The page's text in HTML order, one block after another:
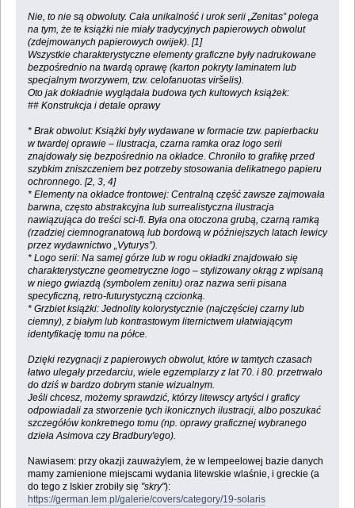
Nie, to nie są obwoluty. Cała unikalność i urok serii „Zenitas” polega
na tym, że te książki nie miały tradycyjnych papierowych obwolut
(zdejmowanych papierowych owijek). [1]
Wszystkie charakterystyczne elementy graficzne były nadrukowane
bezpośrednio na twardą oprawę (karton pokryty laminatem lub
specjalnym tworzywem, tzw. celofanuotas viršelis).
Oto jak dokładnie wyglądała budowa tych kultowych książek:
## Konstrukcja i detale oprawy
* Brak obwolut: Książki były wydawane w formacie tzw. papierbacku
w twardej oprawie – ilustracja, czarna ramka oraz logo serii
znajdowały się bezpośrednio na okładce. Chroniło to grafikę przed
szybkim zniszczeniem bez potrzeby stosowania delikatnego papieru
ochronnego. [2, 3, 4]
* Elementy na okładce frontowej: Centralną część zawsze zajmowała
barwna, często abstrakcyjna lub surrealistyczna ilustracja
nawiązująca do treści sci-fi. Była ona otoczona grubą, czarną ramką
(rzadziej ciemnogranatową lub bordową w późniejszych latach lewicy
przez wydawnictwo „Vyturys”).
* Logo serii: Na samej górze lub w rogu okładki znajdowało się
charakterystyczne geometryczne logo – stylizowany okrąg z wpisaną
w niego gwiazdą (symbolem zenitu) oraz nazwa serii pisana
specyficzną, retro-futurystyczną czcionką.
* Grzbiet książki: Jednolity kolorystycznie (najczęściej czarny lub
ciemny), z białym lub kontrastowym liternictwem ułatwiającym
identyfikację tomu na półce.
Dzięki rezygnacji z papierowych obwolut, które w tamtych czasach
łatwo ulegały przedarciu, wiele egzemplarzy z lat 70. i 80. przetrwało
do dziś w bardzo dobrym stanie wizualnym.
Jeśli chcesz, możemy sprawdzić, którzy litewscy artyści i graficy
odpowiadali za stworzenie tych ikonicznych ilustracji, albo poszukać
szczegółów konkretnego tomu (np. oprawy graficznej wybranego
dzieła Asimova czy Bradbury'ego).
Nawiasem: przy okazji zauważylem, że w lempeelowej bazie danych
mamy zamienione miejscami wydania litewskie wlaśnie, i greckie (a
do tego z Iskier zrobiły się "skry"):
https://german.lem.pl/galerie/covers/category/19-solaris